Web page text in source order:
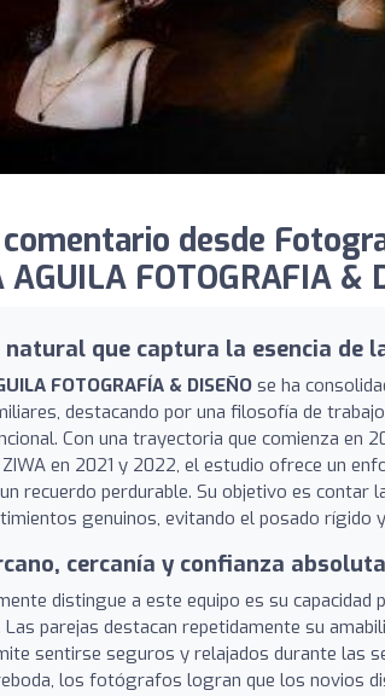
desde
FOTOGRAFIA &
que captura la esencia de
FOTOGRAFÍA & DISEÑO se ha
destacando por una filosofía de
Con una trayectoria que comienza
en 2021 y 2022, el estudio ofrece un
recuerdo perdurable. Su objetivo es contar
genuinos, evitando el posado rígido
cercanía y confianza absoluta
distingue a este equipo es su capacidad
parejas destacan repetidamente su
sentirse seguros y relajados durante las
los fotógrafos logran que los novios